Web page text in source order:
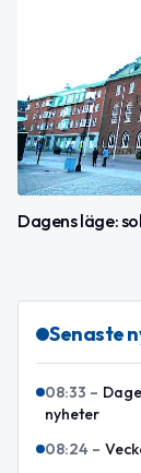
Dagens läge:
Senaste
08:33 –
nyheter
08:24 –